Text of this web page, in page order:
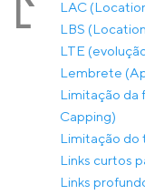
L
LAC
LBS
LTE
Lembrete
Limitação da
Capping)
Limitação do
Links curtos
Links